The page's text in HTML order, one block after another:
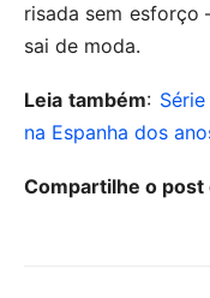
risada sem esforço
sai de moda.
Leia também:
na Espanha dos
Compartilhe o post